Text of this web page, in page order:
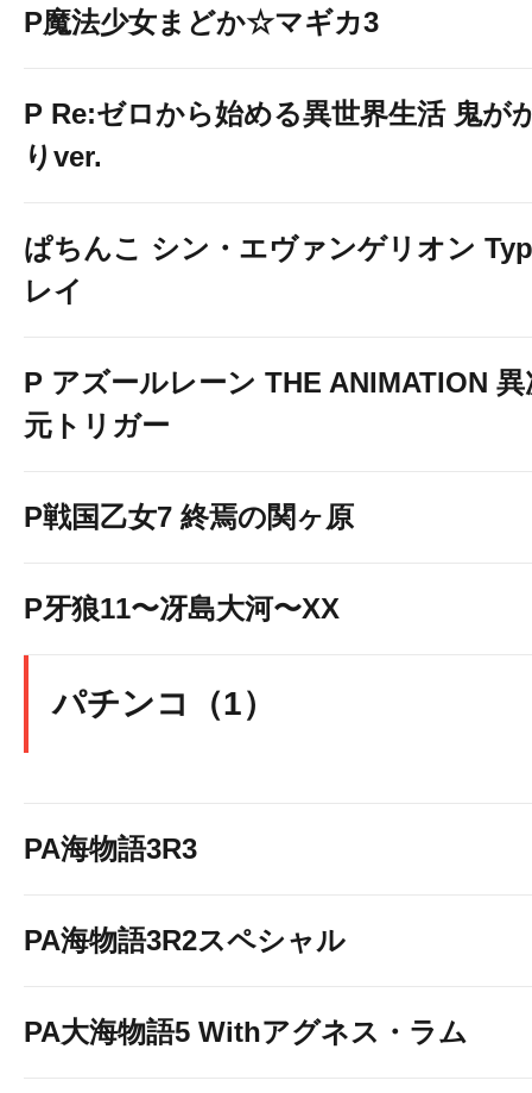
P魔法少女まどか☆マギカ3
P Re:ゼロから始める異世界生活 鬼が
りver.
ぱちんこ シン・エヴァンゲリオン
レイ
P アズールレーン THE ANIMATION 異
元トリガー
P戦国乙女7 終焉の関ヶ原
P牙狼11〜冴島大河〜XX
パチンコ（1）
PA海物語3R3
PA海物語3R2スペシャル
PA大海物語5 Withアグネス・ラム